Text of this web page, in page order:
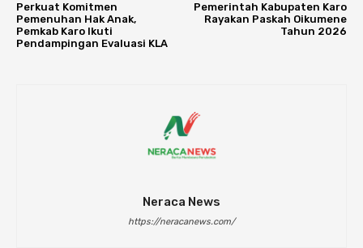
Perkuat Komitmen
Pemenuhan Hak Anak,
Pemkab Karo Ikuti
Pendampingan Evaluasi KLA
Pemerintah Kabupaten Karo
Rayakan Paskah Oikumene
Tahun 2026
Neraca News
https://neracanews.com/